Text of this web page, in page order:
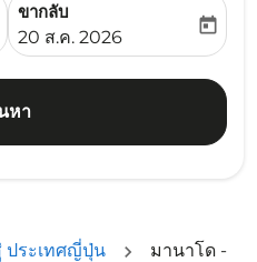
aria-label
ขากลับ
fc-booking-return-date-
20 ส.ค. 2026
today
หา
ประเทศญี่ปุ่น
มานาโด -